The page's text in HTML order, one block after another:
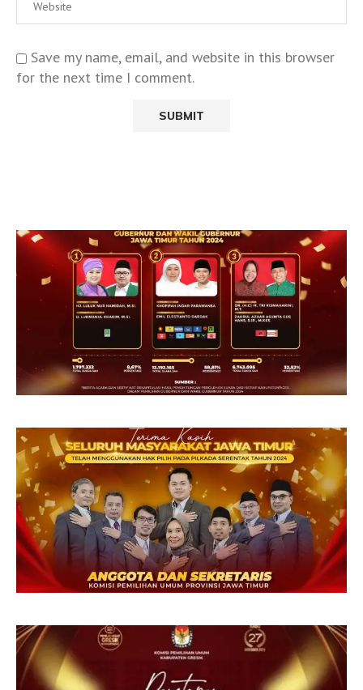
Save my name, email, and website in this browser
for the next time I comment.